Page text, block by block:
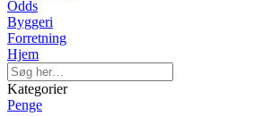
Odds
Byggeri
Forretning
Hjem
Kategorier
Penge